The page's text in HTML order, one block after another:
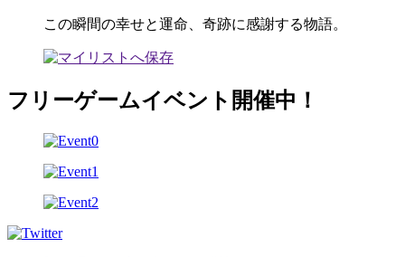
この瞬間の幸せと運命、奇跡に感謝する物語。
フリーゲームイベント開催中！